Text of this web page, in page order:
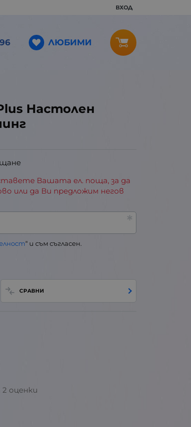
ВХОД
ЛЮБИМИ
Настолен
Вашата ел. поща, за да
или да Ви предложим негов
“ и съм съгласен.
СРАВНИ
2 оценки